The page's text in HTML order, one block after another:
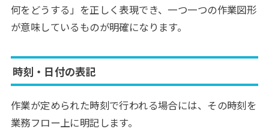
何をどうする」を正しく表現でき、一つ一つの作業図形
が意味しているものが明確になります。
時刻・日付の表記
作業が定められた時刻で行われる場合には、その時刻を
業務フロー上に明記します。